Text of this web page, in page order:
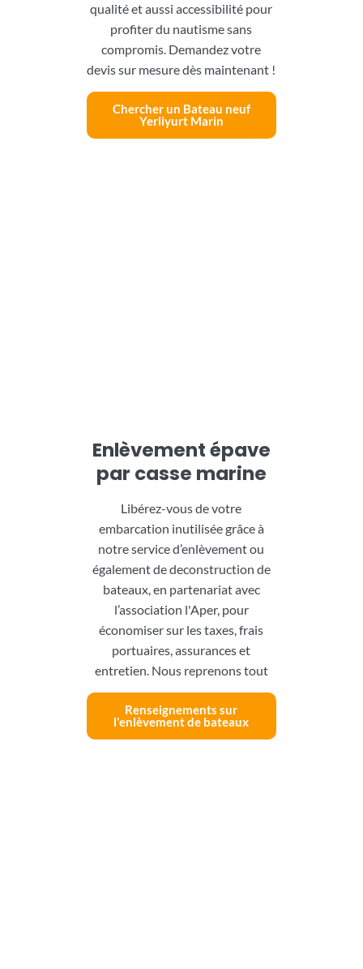
qualité et aussi accessibilité pour
profiter du nautisme sans
compromis. Demandez votre
devis sur mesure dès maintenant !
Chercher un Bateau neuf
Yerliyurt Marin
Enlèvement épave
par casse marine
Libérez-vous de votre
embarcation inutilisée grâce à
notre service d’enlèvement ou
également de deconstruction de
bateaux, en partenariat avec
l’association l'Aper, pour
économiser sur les taxes, frais
portuaires, assurances et
entretien. Nous reprenons tout
Renseignements sur
l'enlèvement de bateaux